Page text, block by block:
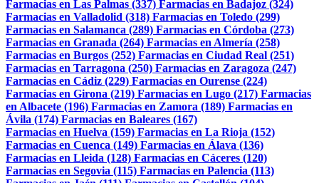
Farmacias en Las Palmas (337) Farmacias en Badajoz (324)
Farmacias en Valladolid (318) Farmacias en Toledo (299)
Farmacias en Salamanca (289) Farmacias en Córdoba (273)
Farmacias en Granada (264) Farmacias en Almería (258)
Farmacias en Burgos (252) Farmacias en Ciudad Real (251)
Farmacias en Tarragona (250) Farmacias en Zaragoza (247)
Farmacias en Cádiz (229) Farmacias en Ourense (224)
Farmacias en Girona (219) Farmacias en Lugo (217) Farmacias
en Albacete (196) Farmacias en Zamora (189) Farmacias en
Ávila (174) Farmacias en Baleares (167)
Farmacias en Huelva (159) Farmacias en La Rioja (152)
Farmacias en Cuenca (149) Farmacias en Álava (136)
Farmacias en Lleida (128) Farmacias en Cáceres (120)
Farmacias en Segovia (115) Farmacias en Palencia (113)